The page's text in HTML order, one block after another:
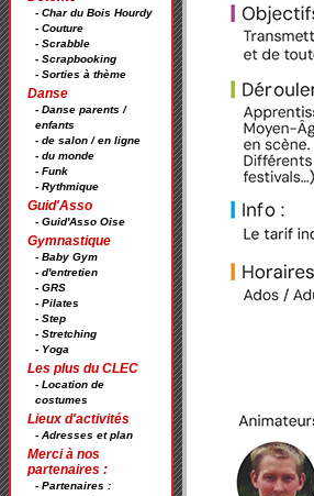
- Char du Bois Hourdy
- Couture
- Scrabble
- Scrapbooking
- Sorties à thème
Danse
- Danse parents /
enfants
- de salon / en ligne
- du monde
- Funk
- Rythmique
Guid'Asso
- Guid'Asso Oise
Gymnastique
- Baby Gym
- d'entretien
- GRS
- Pilates
- Step
- Stretching
- Yoga
Les plus du CLEC
- Location de
costumes
Lieux d'activités
- Adresses et plan
Merci à nos
partenaires :
- Partenaires :